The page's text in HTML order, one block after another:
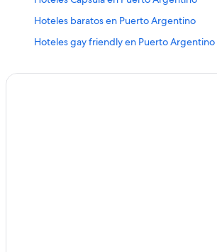
Hoteles baratos en Puerto Argentino
Hoteles gay friendly en Puerto Argentino